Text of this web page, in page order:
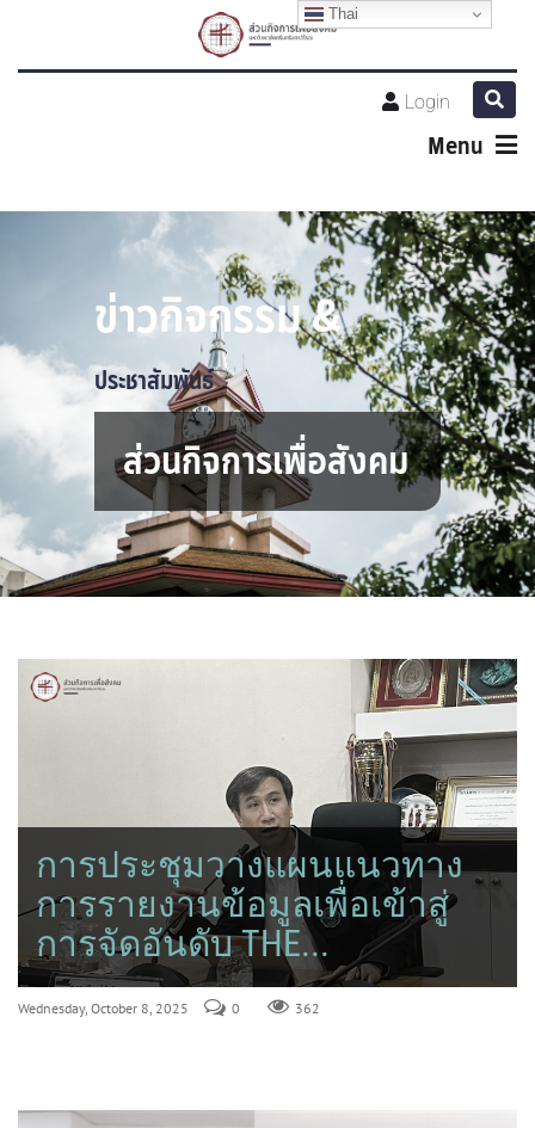
Login
Menu
ข่าวกิจกรรม &
ประชาสัมพันธ์
ส่วนกิจการเพื่อสังคม
การประชุมวางแผนแนวทาง
การรายงานข้อมูลเพื่อเข้าสู่
การจัดอันดับ THE...
Wednesday, October 8, 2025 0 362
Thai